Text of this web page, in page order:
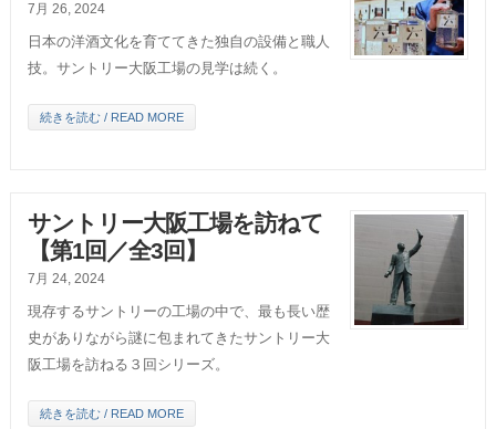
7月 26, 2024
日本の洋酒文化を育ててきた独自の設備と職人
技。サントリー大阪工場の見学は続く。
続きを読む / READ MORE
サントリー大阪工場を訪ねて
【第1回／全3回】
7月 24, 2024
現存するサントリーの工場の中で、最も長い歴
史がありながら謎に包まれてきたサントリー大
阪工場を訪ねる３回シリーズ。
続きを読む / READ MORE